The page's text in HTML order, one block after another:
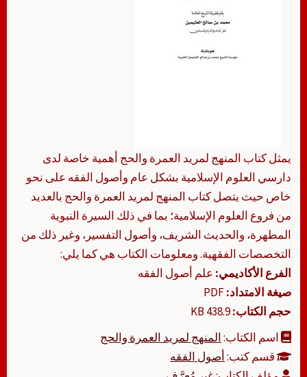
يمثل كتاب المنهج لمريد العمرة والحج أهمية خاصة لدى
دارسي العلوم الإسلامية بشكل عام وأصول الفقه على نحو
خاص حيث يتصل كتاب المنهج لمريد العمرة والحج بالعديد
من فروع العلوم الإسلامية؛ بما في ذلك السيرة النبوية
المطهرة، والحديث الشريف، وأصول التفسير، وغير ذلك من
التخصصات الفقهية. ومعلومات الكتاب هي كما يلي:
الفرع الأكاديمي: علم أصول الفقه
صيغة الامتداد:
حجم الكتاب:438.9 KB
اسم الكتاب:المنهج لمريد العمرة والحج
قسم كتب:أصول الفقه